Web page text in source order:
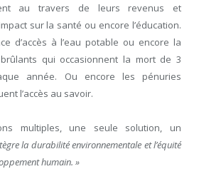
au travers de leurs revenus et
sur la santé ou encore l’éducation.
d’accès à l’eau potable ou encore la
qui occasionnent la mort de 3
année. Ou encore les pénuries
l’accès au savoir.
multiples, une seule solution, un
la durabilité environnementale et l’équité
humain. »